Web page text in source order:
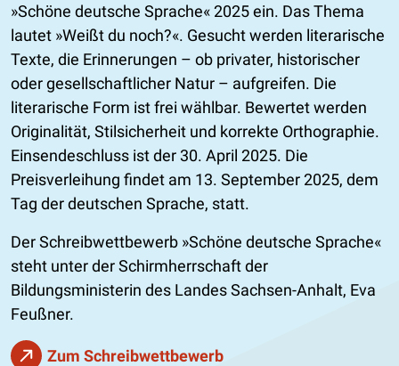
»Schöne deutsche Sprache« 2025 ein. Das Thema
lautet »Weißt du noch?«. Gesucht werden literarische
Texte, die Erinnerungen – ob privater, historischer
oder gesellschaftlicher Natur – aufgreifen. Die
literarische Form ist frei wählbar. Bewertet werden
Originalität, Stilsicherheit und korrekte Orthographie.
Einsendeschluss ist der 30. April 2025. Die
Preisverleihung findet am 13. September 2025, dem
Tag der deutschen Sprache, statt.
Der Schreibwettbewerb »Schöne deutsche Sprache«
steht unter der Schirmherrschaft der
Bildungsministerin des Landes Sachsen-Anhalt, Eva
Feußner.
Zum Schreibwettbewerb